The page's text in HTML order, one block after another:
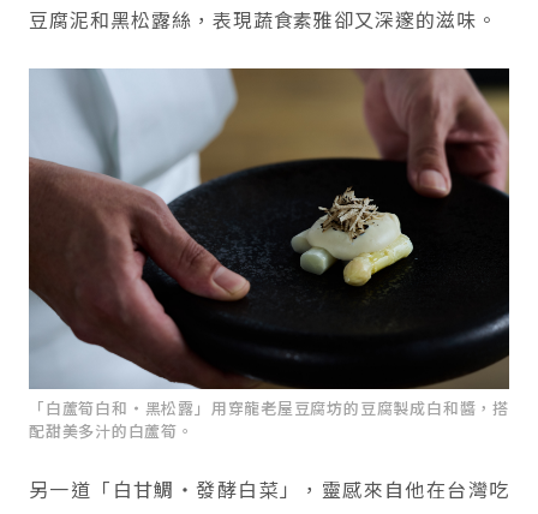
豆腐泥和黑松露絲，表現蔬食素雅卻又深邃的滋味。
「白蘆筍白和・黑松露」用穿龍老屋豆腐坊的豆腐製成白和醬，搭
配甜美多汁的白蘆筍。
另一道「白甘鯛・發酵白菜」，靈感來自他在台灣吃